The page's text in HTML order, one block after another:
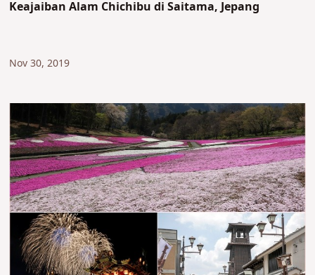
Keajaiban Alam Chichibu di Saitama, Jepang
Nov 30, 2019